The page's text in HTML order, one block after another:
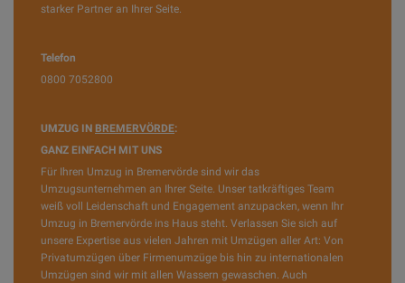
starker Partner an Ihrer Seite.
Telefon
0800 7052800
UMZUG IN BREMERVÖRDE:
GANZ EINFACH MIT UNS
Für Ihren Umzug in Bremervörde sind wir das
Umzugsunternehmen an Ihrer Seite. Unser tatkräftiges Team
weiß voll Leidenschaft und Engagement anzupacken, wenn Ihr
Umzug in Bremervörde ins Haus steht. Verlassen Sie sich auf
unsere Expertise aus vielen Jahren mit Umzügen aller Art: Von
Privatumzügen über Firmenumzüge bis hin zu internationalen
Umzügen sind wir mit allen Wassern gewaschen. Auch